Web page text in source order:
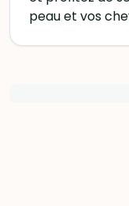
peau et vos